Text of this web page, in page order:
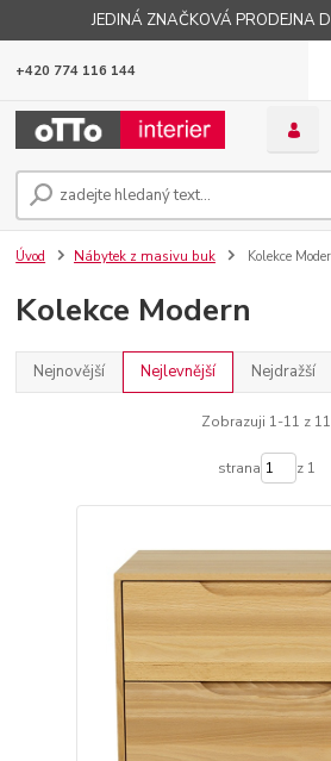
JEDINÁ ZNAČKOVÁ PRODEJNA
+420 774 116 144
Úvod Nábytek z masivu buk Kolekce
Kolekce Modern
Nejnovější Nejlevnější Nejdražší
Zobrazuji 1-11 z 11
strana z 1